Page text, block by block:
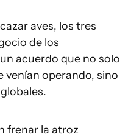
aves, los tres
de los
acuerdo que no solo
venían operando, sino
frenar la atroz